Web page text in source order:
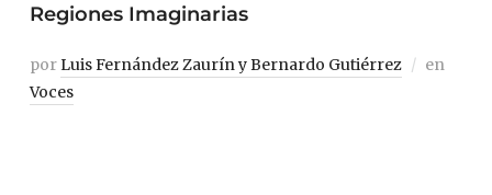
Regiones Imaginarias
porLuis Fernández Zaurín y Bernardo Gutiérrez
en
Voces